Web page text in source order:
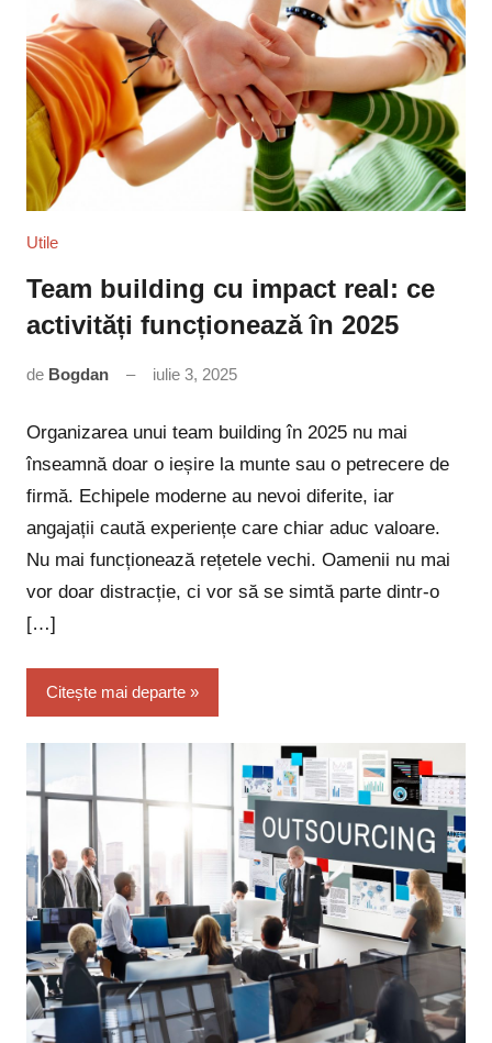
Utile
Team building cu impact real: ce
activități funcționează în 2025
de Bogdan iulie 3, 2025
Organizarea unui team building în 2025 nu mai
înseamnă doar o ieșire la munte sau o petrecere de
firmă. Echipele moderne au nevoi diferite, iar
angajații caută experiențe care chiar aduc valoare.
Nu mai funcționează rețetele vechi. Oamenii nu mai
vor doar distracție, ci vor să se simtă parte dintr-o
[…]
Citește mai departe